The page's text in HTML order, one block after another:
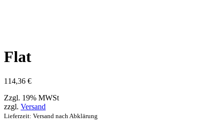
Flat
114,36 €
Zzgl. 19% MWSt
zzgl. Versand
Lieferzeit: Versand nach Abklärung